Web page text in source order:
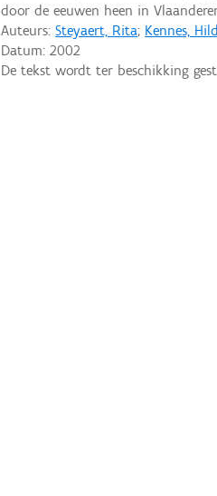
door de eeuwen heen in
Auteurs:Steyaert, Rita; Kennes,
Datum:2002
De tekst wordt ter beschikking